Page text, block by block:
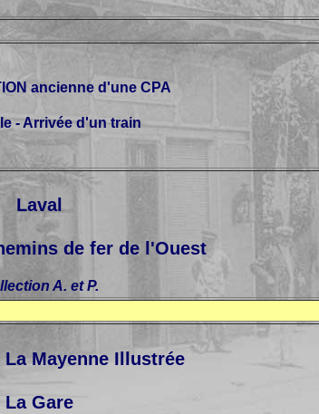
ancienne d'une CPA
- Arrivée d'un train
Laval
de fer de l'Ouest
A. et P.
La Mayenne Illustrée
La Gare